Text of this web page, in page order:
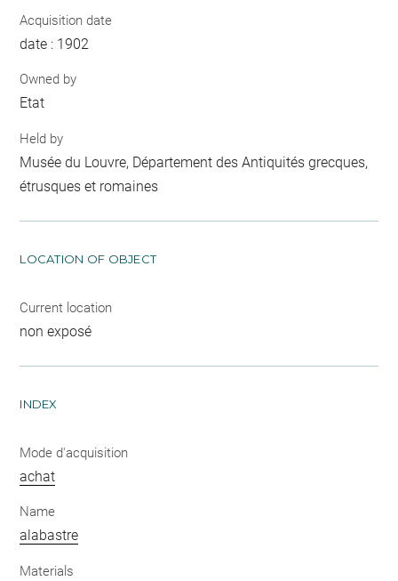
Acquisition date
date : 1902
Owned by
Etat
Held by
Musée du Louvre, Département des Antiquités grecques,
étrusques et romaines
LOCATION OF OBJECT
Current location
non exposé
INDEX
Mode d'acquisition
achat
Name
alabastre
Materials